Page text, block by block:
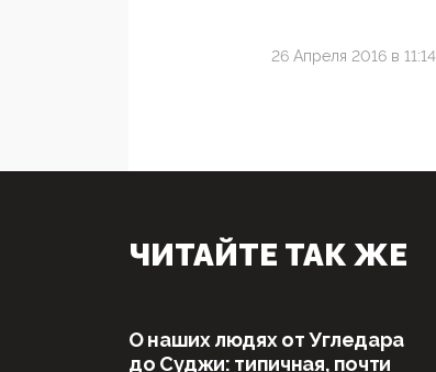
26 Апреля 2016 в 11:14
ЧИТАЙТЕ ТАК ЖЕ
О наших людях от Угледара
до Суджи: типичная, почти